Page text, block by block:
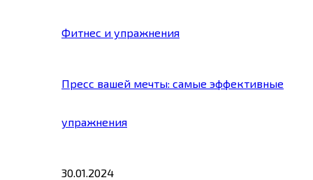
Фитнес и упражнения
Пресс вашей мечты: самые эффективные
упражнения
30.01.2024